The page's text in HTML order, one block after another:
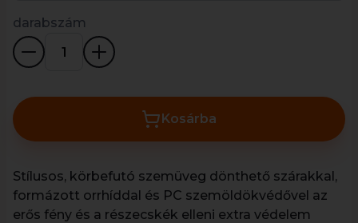
darabszám
Kosárba
Stílusos, körbefutó szemüveg dönthető szárakkal,
formázott orrhíddal és PC szemöldökvédővel az
erős fény és a részecskék elleni extra védelem